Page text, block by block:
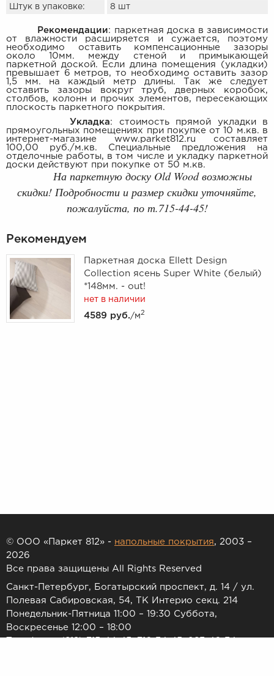
Штук в упаковке:
8 шт
Рекомендации: паркетная доска в зависимости
от влажности расширяется и сужается, поэтому
необходимо оставить компенсационные зазоры
около 10мм. между стеной и примыкающей
паркетной доской. Если длина помещения (укладки)
превышает 6 метров, то необходимо оставить зазор
1,5 мм. на каждый метр длины. Так же следует
оставить зазоры вокруг труб, дверных коробок,
столбов, колонн и прочих элементов, пересекающих
плоскость паркетного покрытия.
Укладка: стоимость прямой укладки в
прямоугольных помещениях при покупке от 10 м.кв. в
интернет-магазине www.parket812.ru составляет
100,00 руб./м.кв. Специальные предложения на
отделочные работы, в том числе и укладку паркетной
доски действуют при покупке от 50 м.кв.
На паркетную доску Old Wood возможны
скидки! Подробности и размер скидки уточняйте,
пожалуйста, по т.715-44-45!
Рекомендуем
Паркетная доска Ellett Design
Collection ясень Super White (белый)
*148мм. - out!
нет в наличии
4589 руб./м2
© ООО «Паркет 812» - напольные покрытия, 2003 –
2026
Все права защищены All Rights Reserved
Санкт-Петербург, Богатырский проспект, д. 14 / ул.
Полевая Сабировская, 54, ТК Интерио секц. 214
Понедельник-Пятница 11:00 – 19:30 Суббота,
Воскресенье 12:00 – 18:00